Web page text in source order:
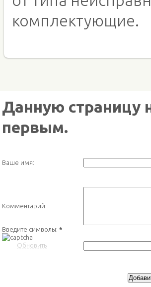
комплектующие.
Данную страницу
первым.
Ваше имя:
Комментарий:
Введите символы: *
Обновить